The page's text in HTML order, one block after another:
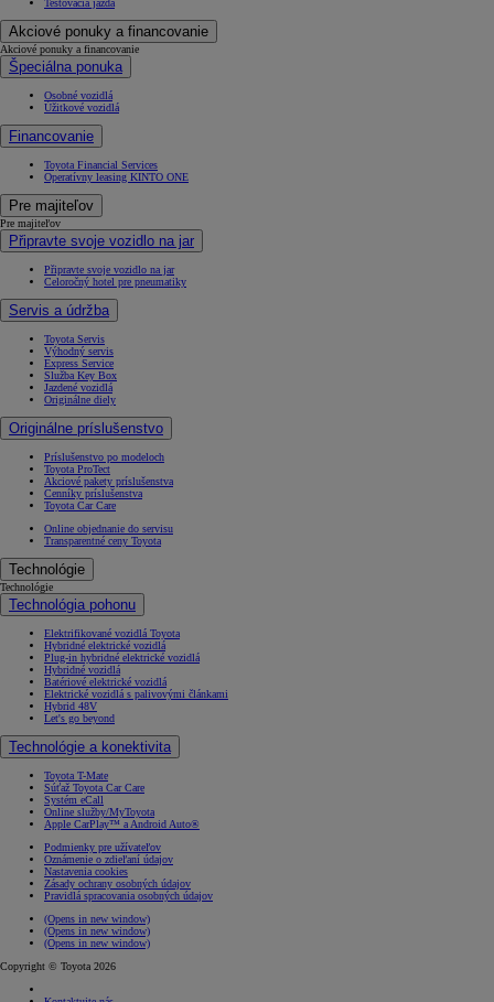
Testovacia jazda
Akciové ponuky a financovanie
Akciové ponuky a financovanie
Špeciálna ponuka
Osobné vozidlá
Úžitkové vozidlá
Financovanie
Toyota Financial Services
Operatívny leasing KINTO ONE
Pre majiteľov
Pre majiteľov
Připravte svoje vozidlo na jar
Připravte svoje vozidlo na jar
Celoročný hotel pre pneumatiky
Servis a údržba
Toyota Servis
Výhodný servis
Express Service
Služba Key Box
Jazdené vozidlá
Originálne diely
Originálne príslušenstvo
Príslušenstvo po modeloch
Toyota ProTect
Akciové pakety príslušenstva
Cenníky príslušenstva
Toyota Car Care
Online objednanie do servisu
Transparentné ceny Toyota
Technológie
Technológie
Technológia pohonu
Elektrifikované vozidlá Toyota
Hybridné elektrické vozidlá
Plug-in hybridné elektrické vozidlá
Hybridné vozidlá
Batériové elektrické vozidlá
Elektrické vozidlá s palivovými článkami
Hybrid 48V
Let's go beyond
Technológie a konektivita
Toyota T-Mate
Súťaž Toyota Car Care
Systém eCall
Online služby/MyToyota
Apple CarPlay™ a Android Auto®
Podmienky pre užívateľov
Oznámenie o zdieľaní údajov
Nastavenia cookies
Zásady ochrany osobných údajov
Pravidlá spracovania osobných údajov
(Opens in new window)
(Opens in new window)
(Opens in new window)
Copyright © Toyota 2026